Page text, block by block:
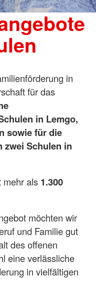
in
für das
in Lemgo,
sowie für die
zwei Schulen in
mehr als 1.300
möchten wir
und Familie gut
des offenen
eine verlässliche
in vielfältigen